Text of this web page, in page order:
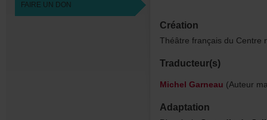
FAIREUNDON
Création
Traducteur(s)
MichelGarneau
Adaptation